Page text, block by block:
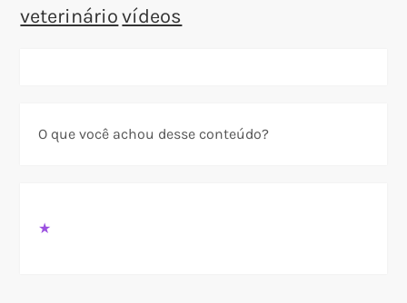
veterinário vídeos
O que você achou desse conteúdo?
★